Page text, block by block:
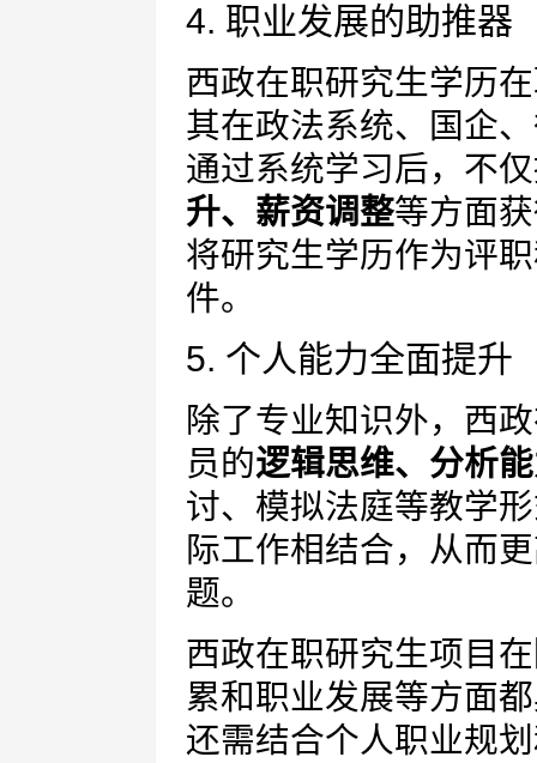
4. 职业发展的助推器
西政在职研究生学历
其在政法系统、国企
通过系统学习后，不
升、薪资调整等方面
将研究生学历作为评
件。
5. 个人能力全面提升
除了专业知识外，西
员的逻辑思维、分析
讨、模拟法庭等教学
际工作相结合，从而
题。
西政在职研究生项目
累和职业发展等方面
还需结合个人职业规